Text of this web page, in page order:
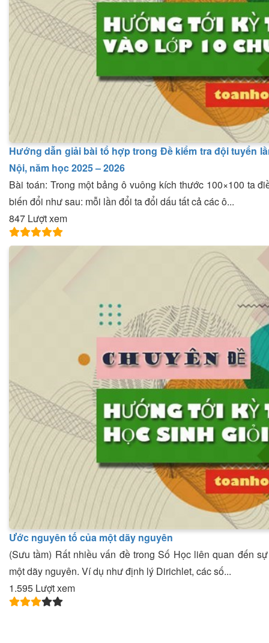
Hướng dẫn giải bài tổ hợp trong Đề kiểm tra đội tuyển
Nội, năm học 2025 – 2026
Bài toán: Trong một bảng ô vuông kích thước 100×100 ta
biến đổi như sau: mỗi lần đổi ta đổi dấu tất cả các ô...
847 Lượt xem
Ước nguyên tố của một dãy nguyên
(Sưu tầm) Rất nhiều vấn đề trong Số Học liên quan đến
một dãy nguyên. Ví dụ như định lý Dirichlet, các số...
1.595 Lượt xem